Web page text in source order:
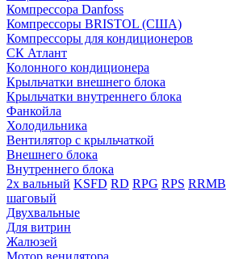
Компрессора Danfoss
Компрессоры BRISTOL (США)
Компрессоры для кондиционеров
СК Атлант
Колонного кондиционера
Крыльчатки внешнего блока
Крыльчатки внутреннего блока
Фанкойла
Холодильника
Вентилятор с крыльчаткой
Внешнего блока
Внутреннего блока
2х вальный KSFD RD RPG RPS RRMB
шаговый
Двухвальные
Для витрин
Жалюзей
Мотор венилятора